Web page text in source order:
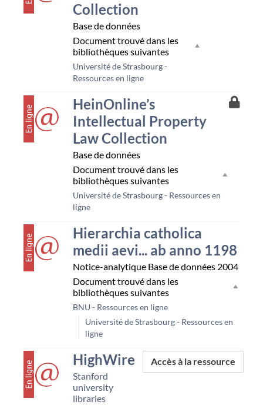
Collection
Base de données
Document trouvé dans les
bibliothèques suivantes
Université de Strasbourg -
Ressources en ligne
HeinOnline’s
Intellectual Property
Law Collection
Base de données
Document trouvé dans les
bibliothèques suivantes
Université de Strasbourg - Ressources en
ligne
Accès
à
Hierarchia catholica
medii aevi... ab anno 1198
Notice-analytique Base de données 2004
Document trouvé dans les
bibliothèques suivantes
BNU - Ressources en ligne
Université de Strasbourg - Ressources en
ligne
HighWire
Stanford
university
libraries
Accès à la ressource